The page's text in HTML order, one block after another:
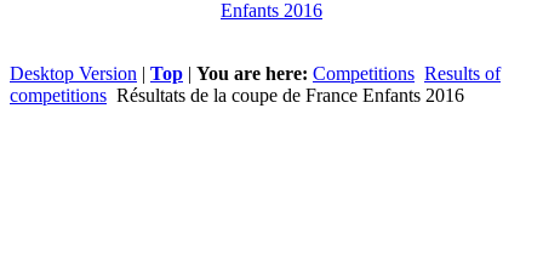
Enfants 2016
Desktop Version | Top | You are here: Competitions Results of
competitions Résultats de la coupe de France Enfants 2016